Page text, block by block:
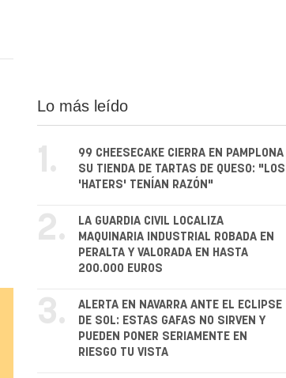
Lo más leído
1.
99 CHEESECAKE CIERRA EN PAMPLONA
SU TIENDA DE TARTAS DE QUESO: "LOS
'HATERS' TENÍAN RAZÓN"
2.
LA GUARDIA CIVIL LOCALIZA
MAQUINARIA INDUSTRIAL ROBADA EN
PERALTA Y VALORADA EN HASTA
200.000 EUROS
3.
ALERTA EN NAVARRA ANTE EL ECLIPSE
DE SOL: ESTAS GAFAS NO SIRVEN Y
PUEDEN PONER SERIAMENTE EN
RIESGO TU VISTA